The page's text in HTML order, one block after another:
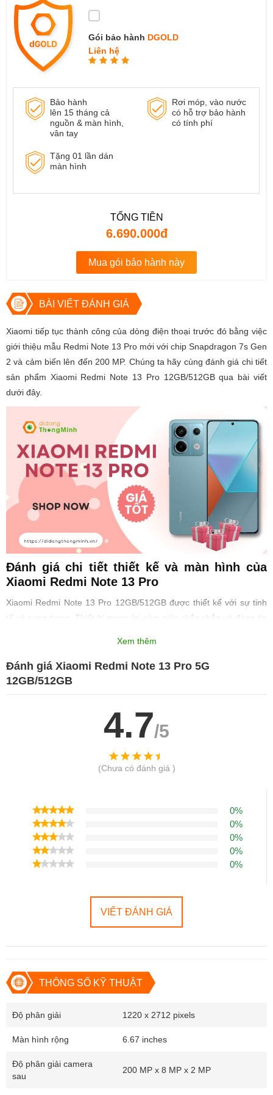
Gói bảo hành DGOLD
Liên hệ
Bảo hành
lên 15 tháng cả
nguồn & màn hình,
vân tay
Rơi móp, vào nước
có hỗ trợ bảo hành
có tính phí
Tặng 01 lần dán
màn hình
TỔNG TIỀN
6.690.000đ
Mua gói bảo hành này
BÀI VIẾT ĐÁNH GIÁ
Xiaomi tiếp tục thành công của dòng điện thoại trước đó bằng việc
giới thiệu mẫu Redmi Note 13 Pro mới với chip Snapdragon 7s Gen
2 và cảm biến lên đến 200 MP. Chúng ta hãy cùng đánh giá chi tiết
sản phẩm Xiaomi Redmi Note 13 Pro 12GB/512GB qua bài viết
dưới đây.
Đánh giá chi tiết thiết kế và màn hình của
Xiaomi Redmi Note 13 Pro
Xiaomi Redmi Note 13 Pro 12GB/512GB được thiết kế với sự tinh
tế và sang trọng. Thiết bị mang lại cảm giác chắc chắn và đáng tin
độ cao, trong khi thân máy được bảo vệ bởi lớp kính thời thượng,
chắc chắn và bền bỉ. Xiaomi đã tiến hành hơn 100.000 bài kiểm tra
nghiêm ngặt với "Little King Kong" trước khi ra mắt, nhằm đạt tiêu
màn hình mà còn thể hiện sự tinh xảo và đạt tiêu chuẩn cao về
thẩm mỹ từ các kỹ sư Xiaomi.
Xem thêm
Đánh giá Xiaomi Redmi Note 13 Pro 5G
12GB/512GB
4.7/5
(Chưa có đánh giá )
0%
0%
0%
0%
0%
VIẾT ĐÁNH GIÁ
THÔNG SỐ KỸ THUẬT
Độ phân giải 1220 x 2712 pixels
Màn hình rộng 6.67 inches
Độ phân giải camera
sau
200 MP x 8 MP x 2 MP